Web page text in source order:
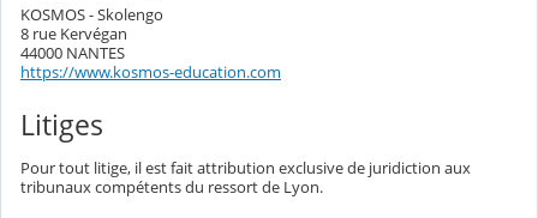
KOSMOS - Skolengo
8 rue Kervégan
44000 NANTES
https://www.kosmos-education.com
Litiges
Pour tout litige, il est fait attribution exclusive de juridiction aux
tribunaux compétents du ressort de Lyon.